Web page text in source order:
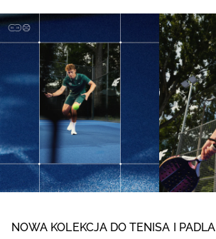
NOWA KOLEKCJA DO TENISA I PADLA